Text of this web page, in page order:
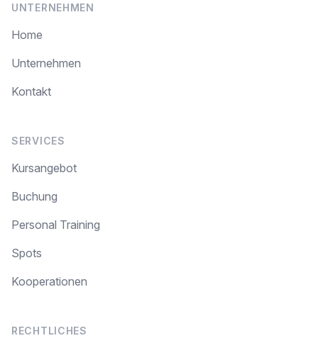
UNTERNEHMEN
Home
Unternehmen
Kontakt
SERVICES
Kursangebot
Buchung
Personal Training
Spots
Kooperationen
RECHTLICHES